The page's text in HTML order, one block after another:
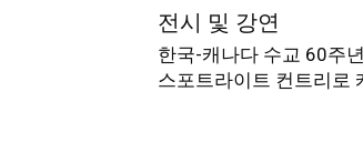
전시 및 강연
한국-캐나다 수교 60주
스포트라이트 컨트리로